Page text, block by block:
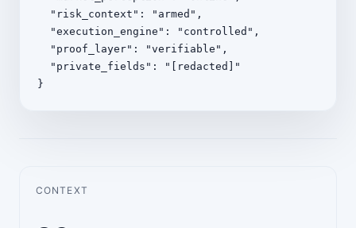
  "risk_context": "armed",
  "execution_engine": "controlled",
  "proof_layer": "verifiable",
  "private_fields": "[redacted]"
}
CONTEXT